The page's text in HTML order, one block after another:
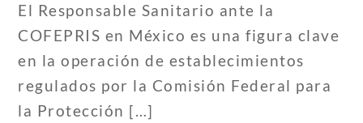
El Responsable Sanitario ante la
COFEPRIS en México es una figura clave
en la operación de establecimientos
regulados por la Comisión Federal para
la Protección […]